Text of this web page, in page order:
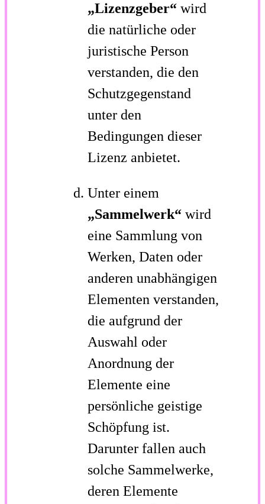
„Lizenzgeber“ wird
die natürliche oder
juristische Person
verstanden, die den
Schutzgegenstand
unter den
Bedingungen dieser
Lizenz anbietet.
Unter einem
„Sammelwerk“ wird
eine Sammlung von
Werken, Daten oder
anderen unabhängigen
Elementen verstanden,
die aufgrund der
Auswahl oder
Anordnung der
Elemente eine
persönliche geistige
Schöpfung ist.
Darunter fallen auch
solche Sammelwerke,
deren Elemente